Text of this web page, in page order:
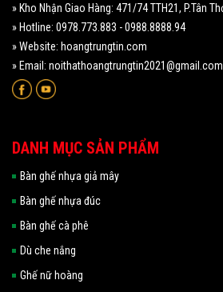
» Kho Nhận Giao Hàng: 471/74 TTH21, P.Tân
» Hotline: 0978.773.883 - 0988.8888.94
» Website: hoangtrungtin.com
» Email: noithathoangtrungtin2021@gmail.com
DANH MỤC SẢN PHẨM
Bàn ghế nhựa giả mây
Bàn ghế nhựa đúc
Bàn ghế cà phê
Dù che nắng
Ghế nữ hoàng